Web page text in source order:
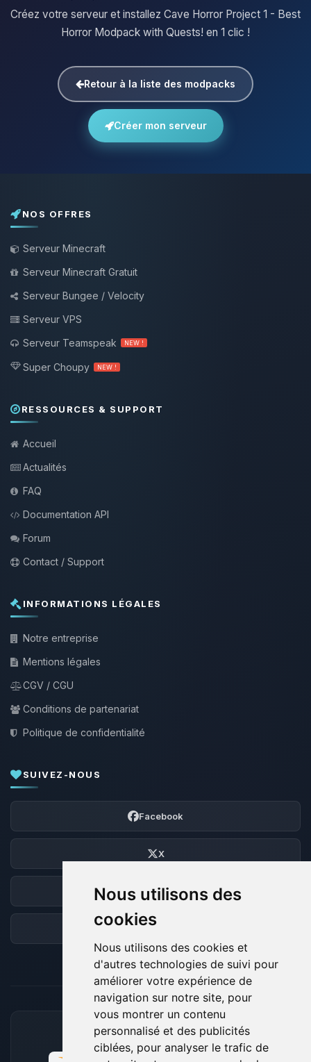
Nous utilisons des
cookies
Nous utilisons des cookies et
d'autres technologies de suivi pour
améliorer votre expérience de
navigation sur notre site, pour
vous montrer un contenu
personnalisé et des publicités
ciblées, pour analyser le trafic de
Créez votre serveur et installez Cave Horror Project 1 - Best
Horror Modpack with Quests! en 1 clic !
Retour à la liste des modpacks
Créer mon serveur
NOS OFFRES
Serveur Minecraft
Serveur Minecraft Gratuit
Serveur Bungee / Velocity
Serveur VPS
Serveur Teamspeak
NEW !
Super Choupy NEW !
RESSOURCES & SUPPORT
Accueil
Actualités
FAQ
Documentation API
Forum
Contact / Support
INFORMATIONS LÉGALES
Notre entreprise
Mentions légales
CGV / CGU
Conditions de partenariat
Politique de confidentialité
SUIVEZ-NOUS
Facebook
X
Discord
Forum
MOYENS DE PAIEMENT ACCEPTÉS